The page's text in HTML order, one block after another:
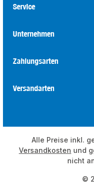
Service
Unternehmen
Zahlungsarten
Versandarten
©
Alle Preise inkl.
Versandkosten und
nicht